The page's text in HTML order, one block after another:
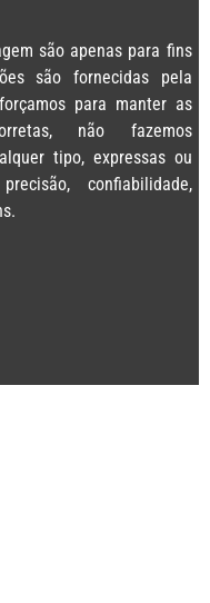
são apenas para fins
são fornecidas pela
para manter as
não fazemos
tipo, expressas ou
confiabilidade,